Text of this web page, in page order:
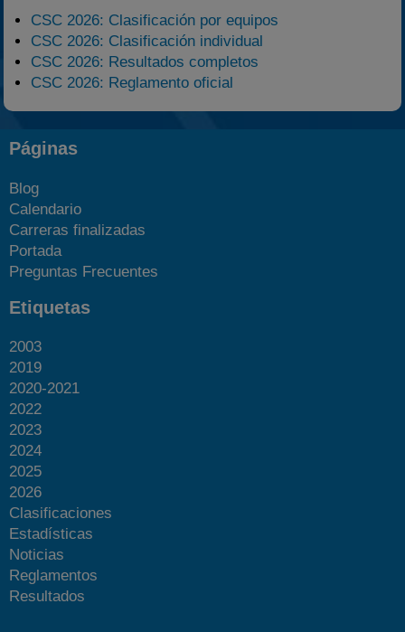
CSC 2026: Clasificación por equipos
CSC 2026: Clasificación individual
CSC 2026: Resultados completos
CSC 2026: Reglamento oficial
Páginas
Blog
Calendario
Carreras finalizadas
Portada
Preguntas Frecuentes
Etiquetas
2003
2019
2020-2021
2022
2023
2024
2025
2026
Clasificaciones
Estadísticas
Noticias
Reglamentos
Resultados